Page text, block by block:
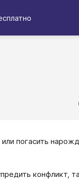
погасить
конфликт,